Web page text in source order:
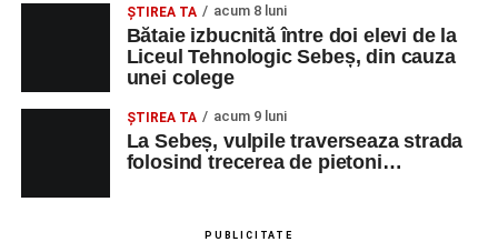
ŞTIREA TA acum 8 luni
Bătaie izbucnită între doi elevi de la
Liceul Tehnologic Sebeș, din cauza
unei colege
ŞTIREA TA acum 9 luni
La Sebeș, vulpile traverseaza strada
folosind trecerea de pietoni…
PUBLICITATE